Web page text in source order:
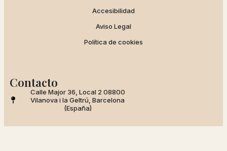
Accesibilidad
Aviso Legal
Política de cookies
Contacto
Calle Major 36, Local 2 08800
Vilanova i la Geltrú, Barcelona
(España)